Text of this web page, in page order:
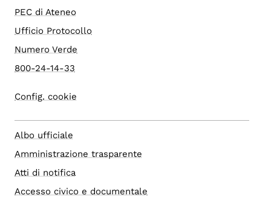
PEC di Ateneo
Ufficio Protocollo
Numero Verde
800-24-14-33
Config. cookie
Albo ufficiale
Amministrazione trasparente
Atti di notifica
Accesso civico e documentale